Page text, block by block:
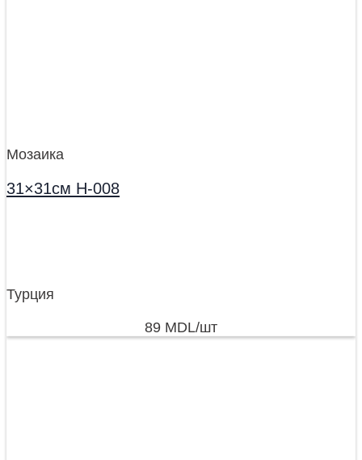
Мозаика
31×31см H-008
Турция
89 MDL/шт